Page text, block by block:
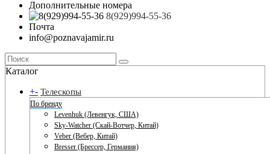
Дополнительные номера
8(929)994-55-36
Почта
info@poznavajamir.ru
Каталог
+- Телескопы
По бренду
Levenhuk (Левенгук, США)
Sky-Watcher (Скай-Вотчер, Китай)
Veber (Вебер, Китай)
Bresser (Брессер, Германия)